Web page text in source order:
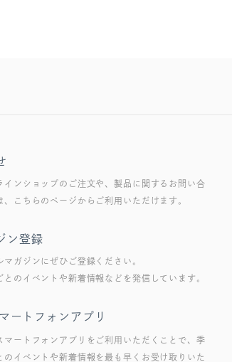
インショップのご注文や、製品に関するお問い合
、こちらのページからご利用いただけます。
ン登録
マガジンにぜひご登録ください。
とのイベントや新着情報などを発信しています。
ートフォンアプリ
マートフォンアプリをご利用いただくことで、季
のイベントや新着情報を最も早くお受け取りいた